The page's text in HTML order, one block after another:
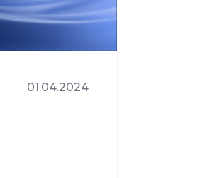
01.04.2024